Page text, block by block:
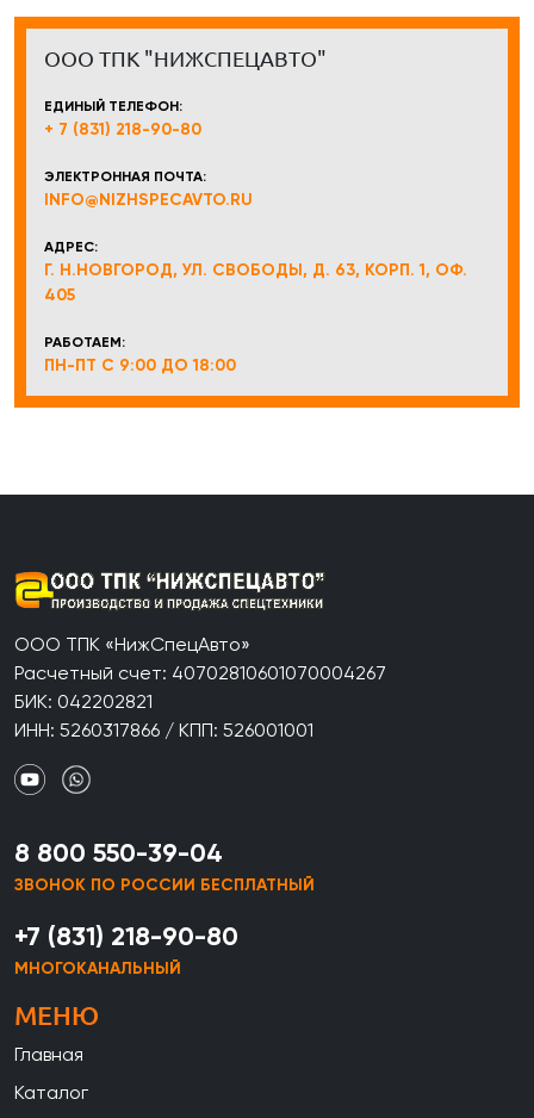
ООО ТПК "НИЖСПЕЦАВТО"
ЕДИНЫЙ ТЕЛЕФОН:
+ 7 (831) 218-90-80
ЭЛЕКТРОННАЯ ПОЧТА:
INFO@NIZHSPECAVTO.RU
АДРЕС:
Г. Н.НОВГОРОД, УЛ. СВОБОДЫ, Д. 63, КОРП. 1, ОФ.
405
РАБОТАЕМ:
ПН-ПТ С 9:00 ДО 18:00
ООО ТПК «НижСпецАвто»
Расчетный счет: 40702810601070004267
БИК: 042202821
ИНН: 5260317866 / КПП: 526001001
8 800 550-39-04
ЗВОНОК ПО РОССИИ БЕСПЛАТНЫЙ
+7 (831) 218-90-80
МНОГОКАНАЛЬНЫЙ
МЕНЮ
Главная
Каталог